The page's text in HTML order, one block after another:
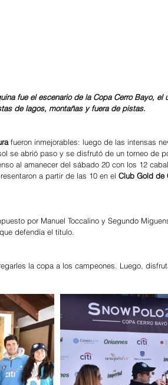
fue el escenario de la Copa Cerro Bayo, el
de lagos, montañas y fuera de pistas.
fueron inmejorables: luego de las intensas
se abrió paso y se disfrutó de un torneo de
al amanecer del sábado 20 con los 12
a partir de las 10 en el Club Gold de
por Manuel Toccalino y Segundo
defendía el titulo.
la copa a los campeones. Luego,